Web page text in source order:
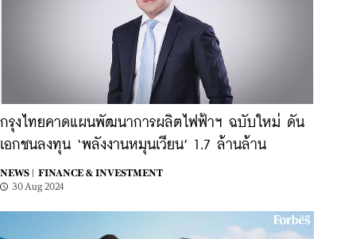
กรุงไทยคาดแผนพัฒนาการผลิตไฟฟ้าฯ ฉบับใหม่ ดัน
เอกชนลงทุน ‘พลังงานหมุนเวียน’ 1.7 ล้านล้าน
NEWS |
FINANCE & INVESTMENT
30 Aug 2024